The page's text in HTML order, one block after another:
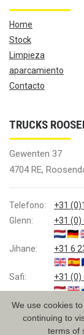
Home
Stock
Limpieza
aparcamiento
Contacto
TRUCKS
Gewenten 37
4704 RE,
Telefono:
+31
Glenn:
+31 (0)
Jihane: +31 6
Safi: +31 (0)
E-mail:
We use cookies
continuing to
terms of